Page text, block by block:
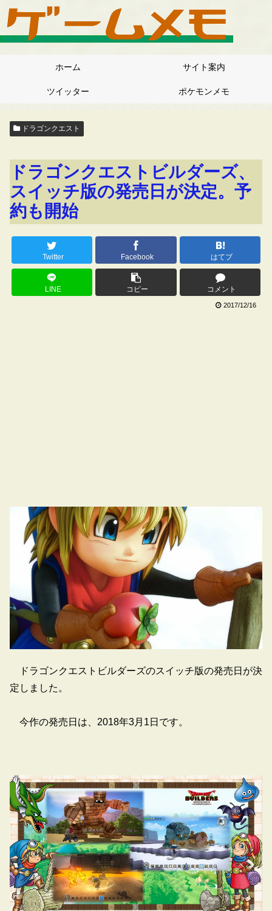
ホーム サイト案内
ツイッター ポケモンメモ
ドラゴンクエスト
ドラゴンクエストビルダーズ、
スイッチ版の発売日が決定。予
約も開始
Twitter Facebook はてブ
LINE コピー コメント
2017/12/16
ドラゴンクエストビルダーズのスイッチ版の発売日が決
定しました。
今作の発売日は、2018年3月1日です。